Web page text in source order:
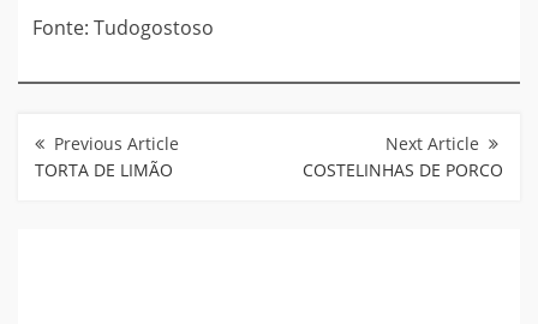
Fonte: Tudogostoso
de
Post
TORTA DE LIMÃO COSTELINHAS DE PORCO